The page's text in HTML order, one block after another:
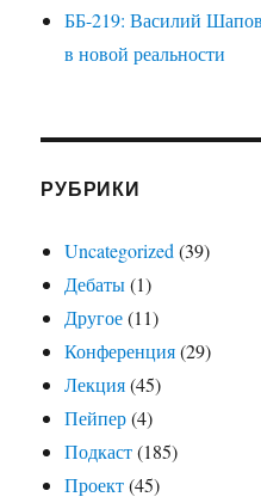
ББ-219: Василий
в новой реальности
РУБРИКИ
Uncategorized (39)
Дебаты(1)
Другое(11)
Конференция(29)
Лекция(45)
Пейпер(4)
Подкаст(185)
Проект(45)